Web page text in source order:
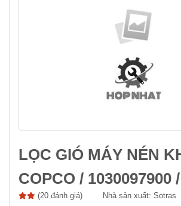
LỌC GIÓ MÁY NÉN
COPCO / 1030097900
(20 đánh giá) Nhà sản xuất: Sotras